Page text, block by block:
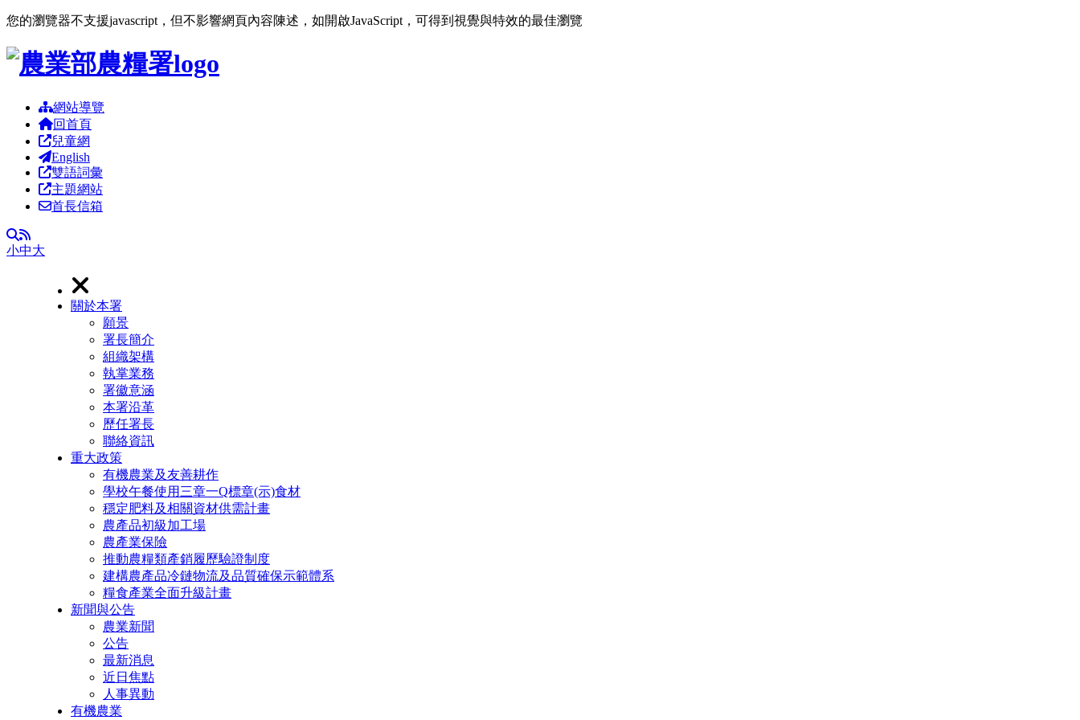
您的瀏覽器不支援javascript，但不影響網頁內容陳述，如開啟JavaScript，可得到視覺與特效的最佳瀏覽
跳到主要內容區塊
網站導覽
回首頁
兒童網
English
雙語詞彙
主題網站
首長信箱
全文檢索
RSS
小中大
關於本署
願景
署長簡介
組織架構
執掌業務
署徽意涵
本署沿革
歷任署長
聯絡資訊
重大政策
有機農業及友善耕作
學校午餐使用三章一Q標章(示)食材
穩定肥料及相關資材供需計畫
農產品初級加工場
農產業保險
推動農糧類產銷履歷驗證制度
建構農產品冷鏈物流及品質確保示範體系
糧食產業全面升級計畫
新聞與公告
農業新聞
公告
最新消息
近日焦點
人事異動
有機農業